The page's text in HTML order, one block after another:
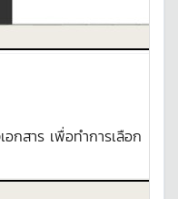
กสาร เพื่อทำการเลือก